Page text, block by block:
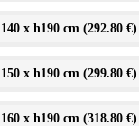
x h190 cm (292.80 €)
x h190 cm (299.80 €)
x h190 cm (318.80 €)